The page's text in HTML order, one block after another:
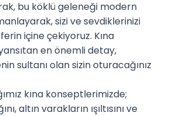
bu köklü geleneği modern
sizi ve sevdiklerinizi
içine çekiyoruz. Kına
en önemli detay,
sultanı olan sizin oturacağınız
kına konseptlerimizde;
altın varakların ışıltısını ve